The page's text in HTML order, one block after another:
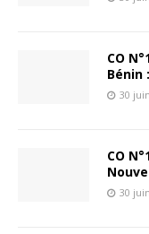
CO
Bénin
30
CO
30